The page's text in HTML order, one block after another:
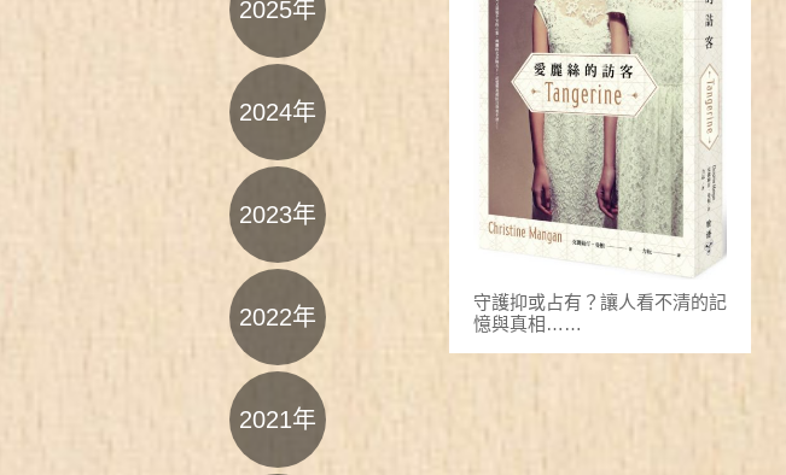
2025年
2024年
2023年
2022年
2021年
守護抑或占有？讓人看不清的記
憶與真相……